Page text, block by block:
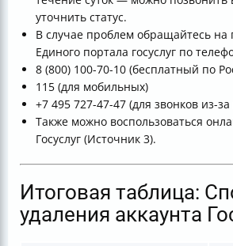
уточнить статус.
В случае проблем обращайтесь
Единого портала госуслуг по
8 (800) 100-70-10 (бесплатный по
115 (для мобильных)
+7 495 727-47-47 (для звонков из-
Также можно воспользоваться
Госуслуг (Источник 3).
Итоговая таблица:
удаления аккаунта